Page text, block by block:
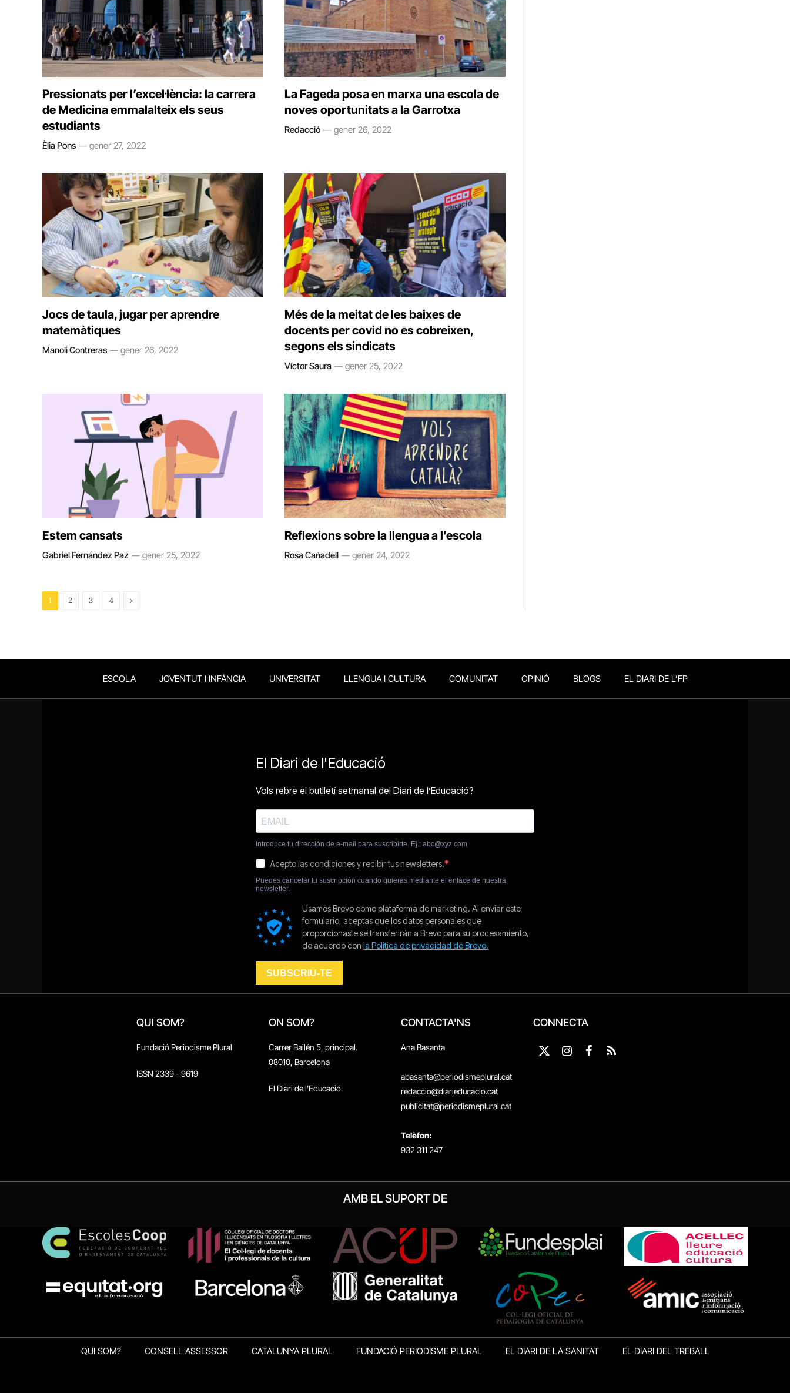
Pressionats per l’excel·lència: la carrera
de Medicina emmalalteix els seus
estudiants
Èlia Pons gener 27, 2022
La Fageda posa en marxa una escola de
noves oportunitats a la Garrotxa
Redacció gener 26, 2022
Jocs de taula, jugar per aprendre
matemàtiques
Manoli Contreras gener 26, 2022
Més de la meitat de les baixes de
docents per covid no es cobreixen,
segons els sindicats
Víctor Saura gener 25, 2022
Estem cansats
Gabriel Fernández Paz gener 25, 2022
Reflexions sobre la llengua a l’escola
Rosa Cañadell gener 24, 2022
1 2 3 4 Next
ESCOLA JOVENTUT I INFÀNCIA UNIVERSITAT LLENGUA I CULTURA COMUNITAT OPINIÓ BLOGS EL DIARI DE L’FP
QUI SOM?
Fundació Periodisme Plural
ISSN 2339 - 9619
ON SOM?
Carrer Bailén 5, principal.
08010, Barcelona
El Diari de l'Educació
CONTACTA'NS
Ana Basanta
abasanta@periodismeplural.cat
redaccio@diarieducacio.cat
publicitat@periodismeplural.cat
Telèfon:
932 311 247
CONNECTA
X
Instagram
Facebook
RSS
AMB EL SUPORT DE
QUI SOM? CONSELL ASSESSOR CATALUNYA PLURAL FUNDACIÓ PERIODISME PLURAL EL DIARI DE LA SANITAT EL DIARI DEL TREBALL